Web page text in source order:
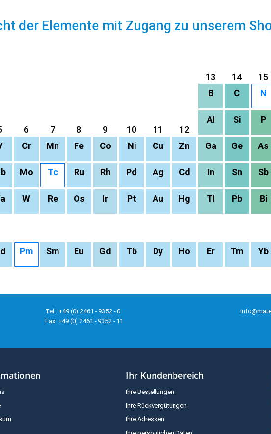
der Elemente mit Zugang zu unserem
13 14 15
B C N
6 7 8 9 10 11 12
Al Si P
Cr Mn Fe Co Ni Cu Zn Ga Ge As
Mo Tc Ru Rh Pd Ag Cd In Sn Sb
W Re Os Ir Pt Au Hg Tl Pb Bi
Pm Sm Eu Gd Tb Dy Ho Er Tm Yb
Tel.: +49 (0) 2461 - 9352 - 0
Fax: +49 (0) 2461 - 9352 - 11
Ihr Kundenbereich
Ihre Bestellungen
Ihre Rückvergütungen
Ihre Adressen